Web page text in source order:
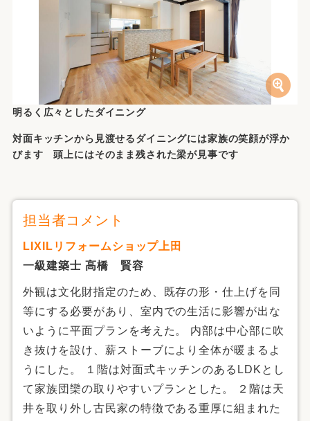
明るく広々としたダイニング
対面キッチンから見渡せるダイニングには家族の笑顔が浮か
びます 頭上にはそのまま残された梁が見事です
担当者コメント
LIXILリフォームショップ上田
一級建築士 高橋 賢容
外観は文化財指定のため、既存の形・仕上げを同
等にする必要があり、室内での生活に影響が出な
いように平面プランを考えた。 内部は中心部に吹
き抜けを設け、薪ストーブにより全体が暖まるよ
うにした。 １階は対面式キッチンのあるLDKとし
て家族団欒の取りやすいプランとした。 ２階は天
井を取り外し古民家の特徴である重厚に組まれた